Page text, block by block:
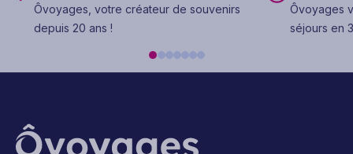
Ôvoyages, votre créateur de souvenirs
depuis 20 ans !
Ôvoyages
séjours en